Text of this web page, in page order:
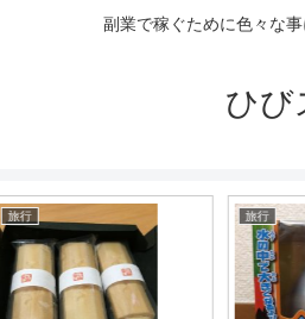
副業で稼ぐために色々な
ひび